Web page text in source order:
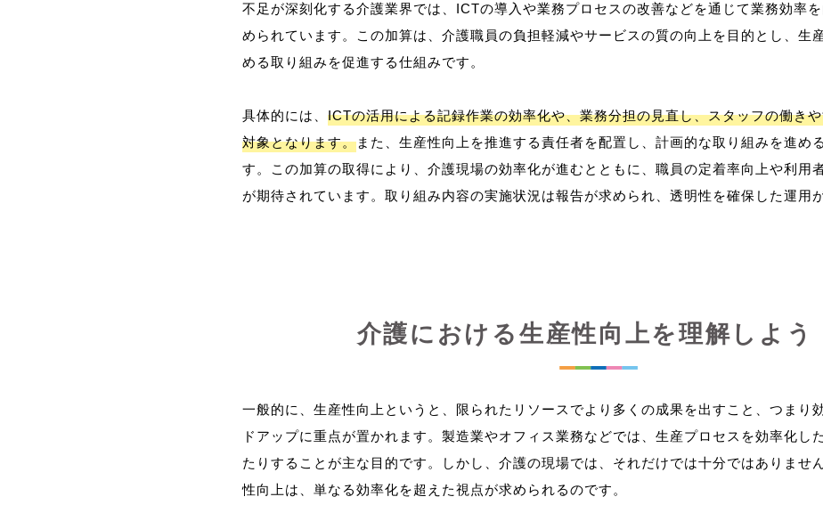
不足が深刻化する介護業界では、ICTの導入や業務プロセスの改善などを通じて業務効率
められています。この加算は、介護職員の負担軽減やサービスの質の向上を目的とし、生
める取り組みを促進する仕組みです。
具体的には、 ICTの活用による記録作業の効率化や、業務分担の見直し、スタッフの働き
対象となります。また、生産性向上を推進する責任者を配置し、計画的な取り組みを進め
す。この加算の取得により、介護現場の効率化が進むとともに、職員の定着率向上や利用
介護における生産性向上を理解しよう
一般的に、生産性向上というと、限られたリソースでより多くの成果を出すこと、つまり
ドアップに重点が置かれます。製造業やオフィス業務などでは、生産プロセスを効率化し
たりすることが主な目的です。しかし、介護の現場では、それだけでは十分ではありませ
性向上は、単なる効率化を超えた視点が求められるのです。